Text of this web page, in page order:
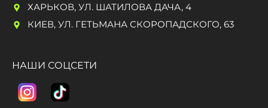
ХАРЬКОВ, УЛ. ШАТИЛОВА ДАЧА, 4
КИЕВ, УЛ. ГЕТЬМАНА СКОРОПАДСКОГО, 63
НАШИ СОЦСЕТИ